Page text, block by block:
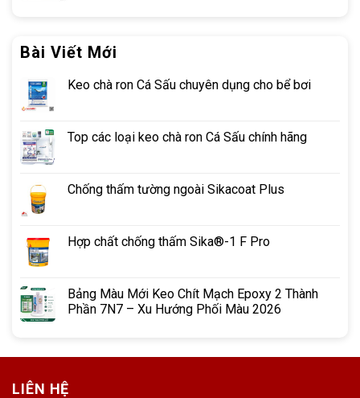
Bài Viết Mới
Keo chà ron Cá Sấu chuyên dụng cho bể bơi
Top các loại keo chà ron Cá Sấu chính hãng
Chống thấm tường ngoài Sikacoat Plus
Hợp chất chống thấm Sika®-1 F Pro
Bảng Màu Mới Keo Chít Mạch Epoxy 2 Thành
Phần 7N7 – Xu Hướng Phối Màu 2026
LIÊN HỆ